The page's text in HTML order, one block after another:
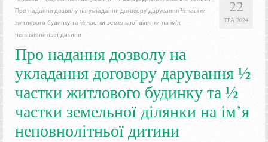
22
ТРА 2024
Про надання дозволу на укладання договору дарування ½ частки
житлового будинку та ½ частки земельної ділянки на ім’я
неповнолітньої дитини
Про надання дозволу на
укладання договору дарування ½
частки житлового будинку та ½
частки земельної ділянки на ім’я
неповнолітньої дитини